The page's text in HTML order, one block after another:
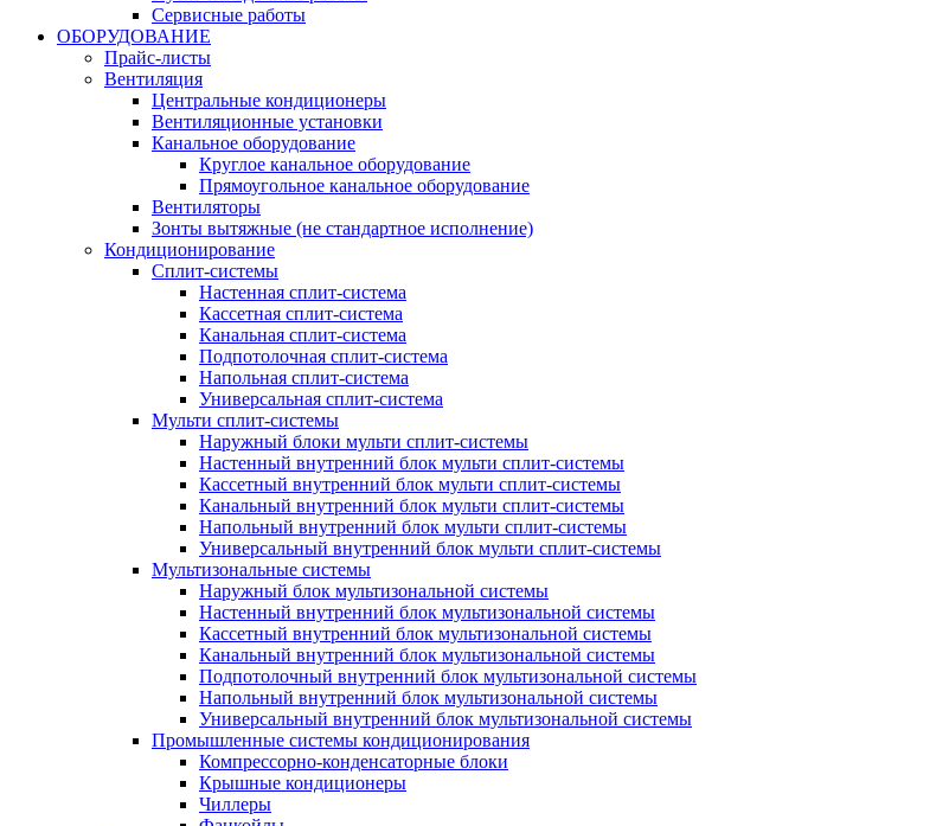
Сервисные работы
ОБОРУДОВАНИЕ
Прайс-листы
Вентиляция
Центральные кондиционеры
Вентиляционные установки
Канальное оборудование
Круглое канальное оборудование
Прямоугольное канальное оборудование
Вентиляторы
Зонты вытяжные (не стандартное исполнение)
Кондиционирование
Сплит-системы
Настенная сплит-система
Кассетная сплит-система
Канальная сплит-система
Подпотолочная сплит-система
Напольная сплит-система
Универсальная сплит-система
Мульти сплит-системы
Наружный блоки мульти сплит-системы
Настенный внутренний блок мульти сплит-системы
Кассетный внутренний блок мульти сплит-системы
Канальный внутренний блок мульти сплит-системы
Напольный внутренний блок мульти сплит-системы
Универсальный внутренний блок мульти сплит-системы
Мультизональные системы
Наружный блок мультизональной системы
Настенный внутренний блок мультизональной системы
Кассетный внутренний блок мультизональной системы
Канальный внутренний блок мультизональной системы
Подпотолочный внутренний блок мультизональной системы
Напольный внутренний блок мультизональной системы
Универсальный внутренний блок мультизональной системы
Промышленные системы кондиционирования
Компрессорно-конденсаторные блоки
Крышные кондиционеры
Чиллеры